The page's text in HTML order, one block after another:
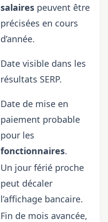
salaires peuvent être
précisées en cours
d’année.
Date visible dans les
résultats SERP.
Date de mise en
paiement probable
pour les
fonctionnaires.
Un jour férié proche
peut décaler
l’affichage bancaire.
Fin de mois avancée,